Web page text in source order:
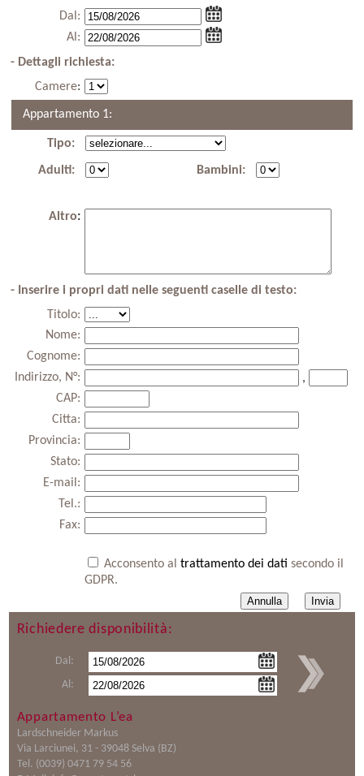
Dal:
Al:
- Dettagli richiesta:
Camere:
Appartamento 1:
Tipo:
Adulti: Bambini:
Altro:
- Inserire i propri dati nelle seguenti caselle di testo:
Titolo:
Nome:
Cognome:
Indirizzo, N°:
,
CAP:
Citta:
Provincia:
Stato:
E-mail:
Tel.:
Fax:
Acconsento al trattamento dei dati secondo il
GDPR.
Richiedere disponibilità:
Dal:
Al:
Appartamento L’ea
Lardschneider Markus
Via Larciunei, 31 - 39048 Selva (BZ)
Tel. (0039) 0471 79 54 56